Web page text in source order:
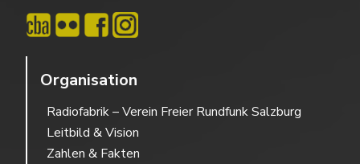
Organisation
Radiofabrik – Verein Freier Rundfunk Salzburg
Leitbild & Vision
Zahlen & Fakten